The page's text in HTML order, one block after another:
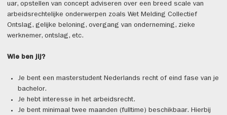
uar, opstellen van concept adviseren over een breed scale van
arbeidsrechtelijke onderwerpen zoals Wet Melding Collectief
Ontslag, gelijke beloning, overgang van onderneming, zieke
werknemer, ontslag, etc.
Wie ben jij?
Je bent een masterstudent Nederlands recht of eind fase van je
bachelor.
Je hebt interesse in het arbeidsrecht.
Je bent minimaal twee maanden (fulltime) beschikbaar. Hierbij